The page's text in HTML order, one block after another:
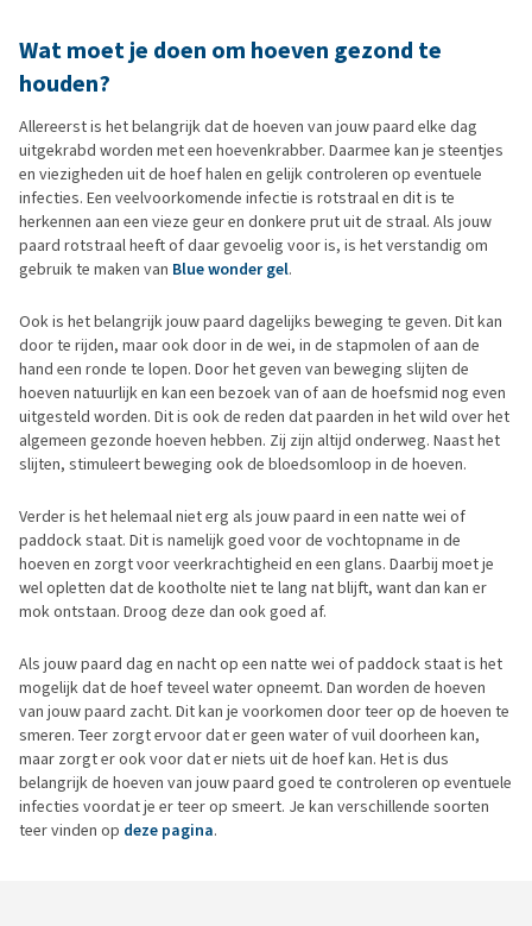
Wat moet je doen om hoeven gezond te
houden?
Allereerst is het belangrijk dat de hoeven van jouw paard elke dag
uitgekrabd worden met een hoevenkrabber. Daarmee kan je steentjes
en viezigheden uit de hoef halen en gelijk controleren op eventuele
infecties. Een veelvoorkomende infectie is rotstraal en dit is te
herkennen aan een vieze geur en donkere prut uit de straal. Als jouw
paard rotstraal heeft of daar gevoelig voor is, is het verstandig om
gebruik te maken van Blue wonder gel.
Ook is het belangrijk jouw paard dagelijks beweging te geven. Dit kan
door te rijden, maar ook door in de wei, in de stapmolen of aan de
hand een ronde te lopen. Door het geven van beweging slijten de
hoeven natuurlijk en kan een bezoek van of aan de hoefsmid nog even
uitgesteld worden. Dit is ook de reden dat paarden in het wild over het
algemeen gezonde hoeven hebben. Zij zijn altijd onderweg. Naast het
slijten, stimuleert beweging ook de bloedsomloop in de hoeven.
Verder is het helemaal niet erg als jouw paard in een natte wei of
paddock staat. Dit is namelijk goed voor de vochtopname in de
hoeven en zorgt voor veerkrachtigheid en een glans. Daarbij moet je
wel opletten dat de kootholte niet te lang nat blijft, want dan kan er
mok ontstaan. Droog deze dan ook goed af.
Als jouw paard dag en nacht op een natte wei of paddock staat is het
mogelijk dat de hoef teveel water opneemt. Dan worden de hoeven
van jouw paard zacht. Dit kan je voorkomen door teer op de hoeven te
smeren. Teer zorgt ervoor dat er geen water of vuil doorheen kan,
maar zorgt er ook voor dat er niets uit de hoef kan. Het is dus
belangrijk de hoeven van jouw paard goed te controleren op eventuele
infecties voordat je er teer op smeert. Je kan verschillende soorten
teer vinden op deze pagina.